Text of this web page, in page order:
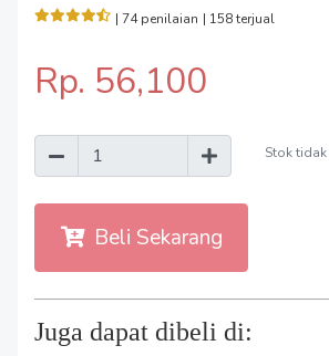
| 74 penilaian | 158 terjual
Rp. 56,100
Stok
Beli Sekarang
Juga dapat dibeli di: